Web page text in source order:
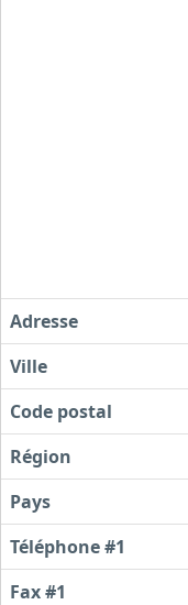
Adresse
Ville
Code postal
Région
Pays
Téléphone #1
Fax #1